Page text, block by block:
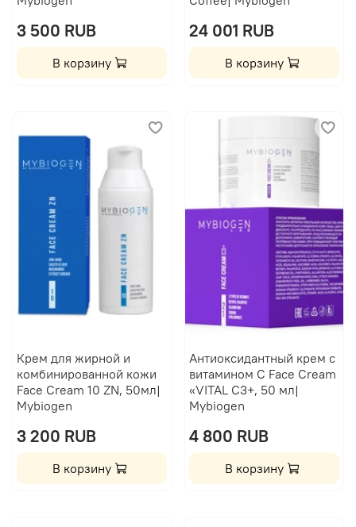
3 500 RUB
В корзину
24 001 RUB
В корзину
Крем для жирной и
комбинированной кожи
Face Cream 10 ZN, 50мл|
Mybiogen
3 200 RUB
В корзину
Антиоксидантный крем с
витамином C Face Cream
«VITAL С3+, 50 мл|
Mybiogen
4 800 RUB
В корзину